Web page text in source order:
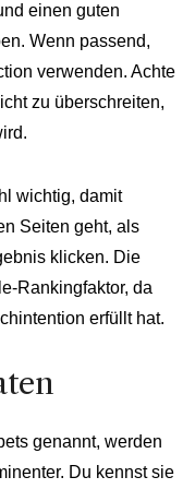
einen guten
Wenn passend,
verwenden. Achte
zu überschreiten,
wichtig, damit
Seiten geht, als
klicken. Die
Rankingfaktor, da
erfüllt hat.
genannt, werden
Du kennst sie